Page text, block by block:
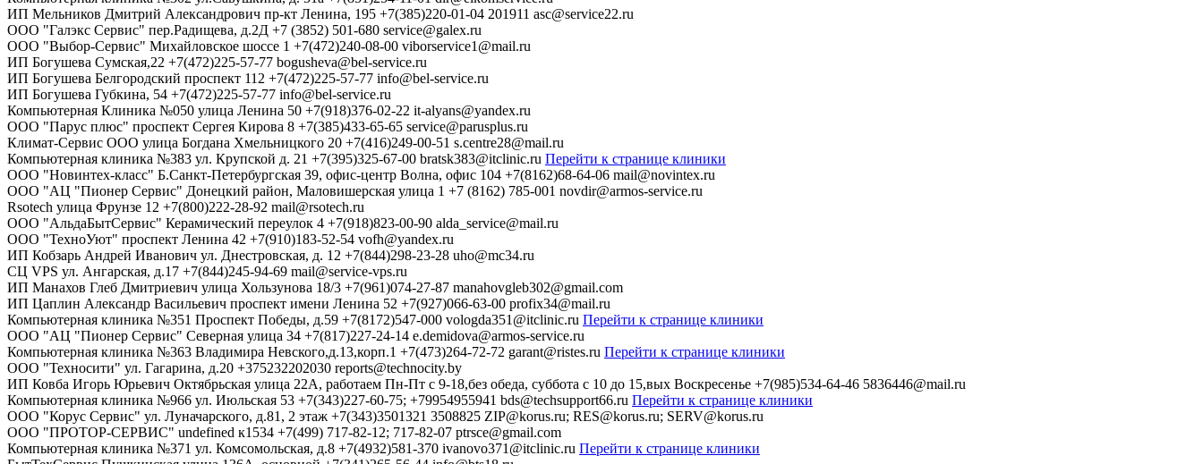
ИП Мельников Дмитрий Александрович пр-кт Ленина, 195 +7(385)220-01-04 201911 asc@service22.ru
ООО "Галэкс Сервис" пер.Радищева, д.2Д +7 (3852) 501-680 service@galex.ru
ООО "Выбор-Сервис" Михайловское шоссе 1 +7(472)240-08-00 viborservice1@mail.ru
ИП Богушева Сумская,22 +7(472)225-57-77 bogusheva@bel-service.ru
ИП Богушева Белгородский проспект 112 +7(472)225-57-77 info@bel-service.ru
ИП Богушева Губкина, 54 +7(472)225-57-77 info@bel-service.ru
Компьютерная Клиника №050 улица Ленина 50 +7(918)376-02-22 it-alyans@yandex.ru
ООО "Парус плюс" проспект Сергея Кирова 8 +7(385)433-65-65 service@parusplus.ru
Климат-Сервис ООО улица Богдана Хмельницкого 20 +7(416)249-00-51 s.centre28@mail.ru
Компьютерная клиника №383 ул. Крупской д. 21 +7(395)325-67-00 bratsk383@itclinic.ru Перейти к странице клиники
ООО "Новинтех-класс" Б.Санкт-Петербургская 39, офис-центр Волна, офис 104 +7(8162)68-64-06 mail@novintex.ru
ООО "АЦ "Пионер Сервис" Донецкий район, Маловишерская улица 1 +7 (8162) 785-001 novdir@armos-service.ru
Rsotech улица Фрунзе 12 +7(800)222-28-92 mail@rsotech.ru
ООО "АльдаБытСервис" Керамический переулок 4 +7(918)823-00-90 alda_service@mail.ru
ООО "ТехноУют" проспект Ленина 42 +7(910)183-52-54 vofh@yandex.ru
ИП Кобзарь Андрей Иванович ул. Днестровская, д. 12 +7(844)298-23-28 uho@mc34.ru
СЦ VPS ул. Ангарская, д.17 +7(844)245-94-69 mail@service-vps.ru
ИП Манахов Глеб Дмитриевич улица Хользунова 18/3 +7(961)074-27-87 manahovgleb302@gmail.com
ИП Цаплин Александр Васильевич проспект имени Ленина 52 +7(927)066-63-00 profix34@mail.ru
Компьютерная клиника №351 Проспект Победы, д.59 +7(8172)547-000 vologda351@itclinic.ru Перейти к странице клиники
ООО "АЦ "Пионер Сервис" Северная улица 34 +7(817)227-24-14 e.demidova@armos-service.ru
Компьютерная клиника №363 Владимира Невского,д.13,корп.1 +7(473)264-72-72 garant@ristes.ru Перейти к странице клиники
ООО "Техносити" ул. Гагарина, д.20 +375232202030 reports@technocity.by
ИП Ковба Игорь Юрьевич Октябрьская улица 22А, работаем Пн-Пт с 9-18,без обеда, суббота с 10 до 15,вых Воскресенье +7(985)534-64-46 5836446@mail.ru
Компьютерная клиника №966 ул. Июльская 53 +7(343)227-60-75; +79954955941 bds@techsupport66.ru Перейти к странице клиники
ООО "Корус Сервис" ул. Луначарского, д.81, 2 этаж +7(343)3501321 3508825 ZIP@korus.ru; RES@korus.ru; SERV@korus.ru
ООО "ПРОТОР-СЕРВИС" undefined к1534 +7(499) 717-82-12; 717-82-07 ptrsce@gmail.com
Компьютерная клиника №371 ул. Комсомольская, д.8 +7(4932)581-370 ivanovo371@itclinic.ru Перейти к странице клиники